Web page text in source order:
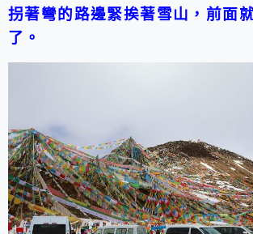
拐著彎的路邊緊挨著雪山，前面
了。